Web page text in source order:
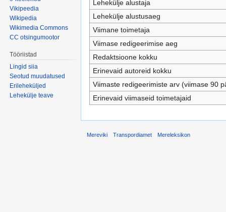
Lehekülje alustaja
Lehekülje alustusaeg
Viimane toimetaja
Viimase redigeerimise aeg
Redaktsioone kokku
Erinevaid autoreid kokku
Viimaste redigeerimiste arv (viimase 90
Erinevaid viimaseid toimetajaid
Vikipeedia
Wikipedia
Wikimedia Commons
CC otsingumootor
Tööriistad
Lingid siia
Seotud muudatused
Erileheküljed
Lehekülje teave
Mereviki Transpordiamet Mereleksikon